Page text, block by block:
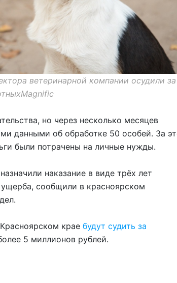
ветеринарной компании осудили за
но через несколько месяцев
данными об обработке 50 особей. За
были потрачены на личные нужды.
наказание в виде трёх лет
сообщили в красноярском
крае будут судить за
5 миллионов рублей.